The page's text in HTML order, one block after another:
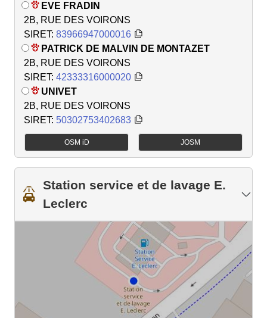
EVE FRADIN
2B, RUE DES VOIRONS
SIRET: 83966947000016
PATRICK DE MALVIN DE MONTAZET
2B, RUE DES VOIRONS
SIRET: 42333316000020
UNIVET
2B, RUE DES VOIRONS
SIRET: 50302753402683
OSM iD JOSM
Station service et de lavage E.
Leclerc